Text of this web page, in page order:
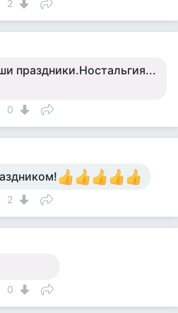
2
праздники.Ностальгия...
0
2
0